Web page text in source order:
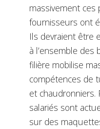
massivement ces
fournisseurs ont
Ils devraient être
à l’ensemble des
filière mobilise
compétences de
et chaudronniers.
salariés sont
sur des